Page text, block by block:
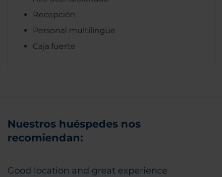
Recepción
Personal multilingüe
Caja fuerte
Nuestros huéspedes nos
recomiendan:
Good location and great experience